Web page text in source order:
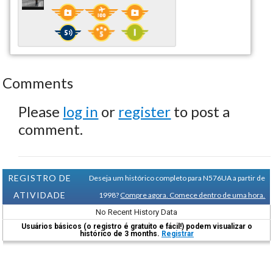
Comments
Please log in or register to post a
comment.
REGISTRO DE
ATIVIDADE
Deseja um histórico completo para N576UA a partir de
1998? Compre agora. Comece dentro de uma hora.
No Recent History Data
Usuários básicos (o registro é gratuito e fácil!) podem visualizar o
histórico de 3 months. Registrar